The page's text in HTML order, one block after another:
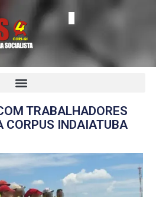
TRABALHADORES
CORPUS INDAIATUBA